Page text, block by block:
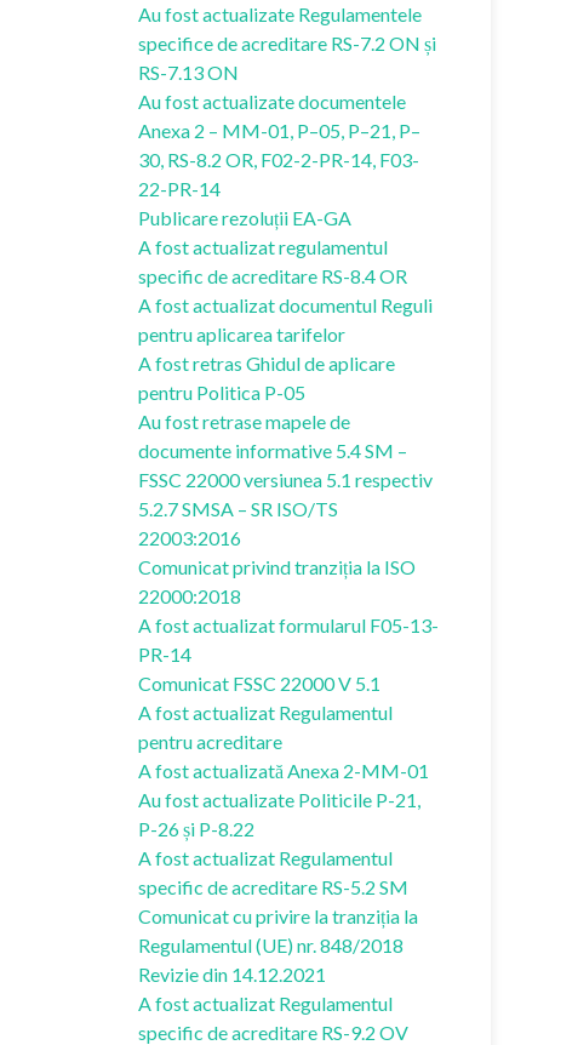
Au fost actualizate Regulamentele
specifice de acreditare RS-7.2 ON și
RS-7.13 ON
Au fost actualizate documentele
Anexa 2 – MM-01, P–05, P–21, P–
30, RS-8.2 OR, F02-2-PR-14, F03-
22-PR-14
Publicare rezoluții EA-GA
A fost actualizat regulamentul
specific de acreditare RS-8.4 OR
A fost actualizat documentul Reguli
pentru aplicarea tarifelor
A fost retras Ghidul de aplicare
pentru Politica P-05
Au fost retrase mapele de
documente informative 5.4 SM –
FSSC 22000 versiunea 5.1 respectiv
5.2.7 SMSA – SR ISO/TS
22003:2016
Comunicat privind tranziția la ISO
22000:2018
A fost actualizat formularul F05-13-
PR-14
Comunicat FSSC 22000 V 5.1
A fost actualizat Regulamentul
pentru acreditare
A fost actualizată Anexa 2-MM-01
Au fost actualizate Politicile P-21,
P-26 și P-8.22
A fost actualizat Regulamentul
specific de acreditare RS-5.2 SM
Comunicat cu privire la tranziția la
Regulamentul (UE) nr. 848/2018
Revizie din 14.12.2021
A fost actualizat Regulamentul
specific de acreditare RS-9.2 OV